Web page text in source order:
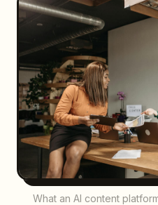
What an AI content